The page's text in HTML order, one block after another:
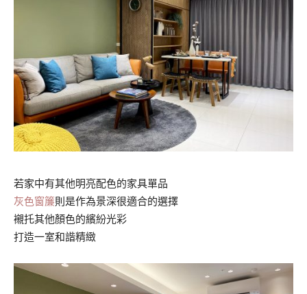
若家中有其他明亮配色的家具單品
灰色窗簾則是作為景深很適合的選擇
襯托其他顏色的繽紛光彩
打造一室和諧精緻